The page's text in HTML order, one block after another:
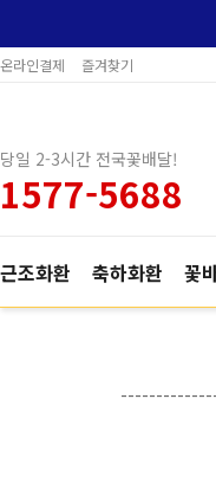
온라인결제 즐겨찾기
당일 2-3시간 전국꽃배달!
1577-5688
근조화환 축하화환 꽃